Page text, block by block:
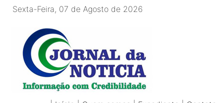
Sexta-Feira, 07 de Agosto de 2026